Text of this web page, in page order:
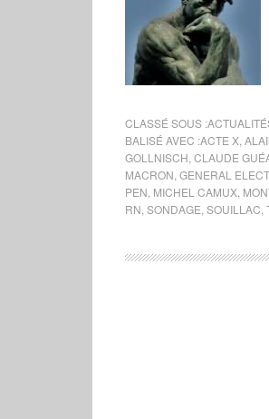
CLASSÉ SOUS :
BALISÉ AVEC :ACTE X
GOLLNISCH CLAUDE
MACRON GENERAL
PEN MICHEL CAMUX
RN SONDAGE SOUILLAC